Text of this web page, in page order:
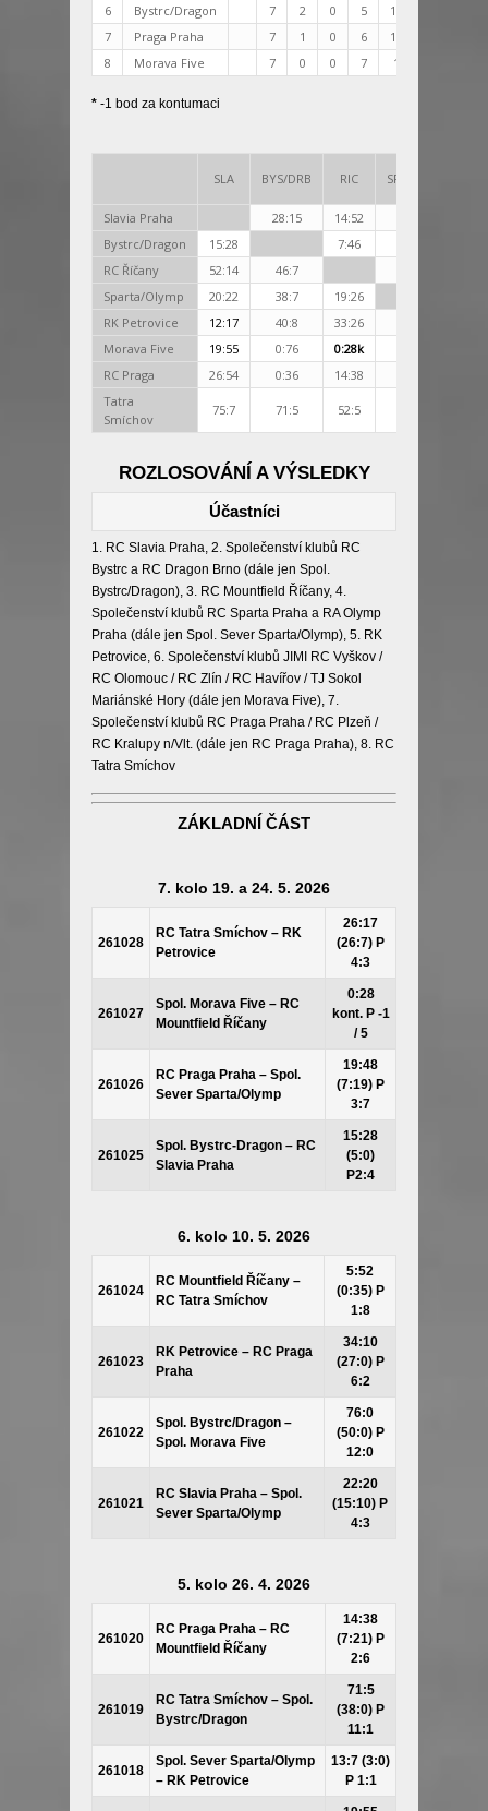
6
Bystrc/Dragon 7 2 0 5 154:223
7
Praga Praha 7 1 0 6 135:299
8
Morava Five 7 0 0 7 19:524
* -1 bod za kontumaci
SLA BYS/DRB RIC SPA/OLY
Slavia Praha 28:15 14:52
Bystrc/Dragon
15:28 7:46
RC Říčany
52:14 46:7
Sparta/Olymp
20:22 38:7 19:26
RK Petrovice
12:17 40:8 33:26
Morava Five
19:55 0:76 0:28k
RC Praga
26:54 0:36 14:38
Tatra
Smíchov
75:7 71:5 52:5
ROZLOSOVÁNÍ A VÝSLEDKY
Účastníci
1. RC Slavia Praha, 2. Společenství klubů RC
Bystrc a RC Dragon Brno (dále jen Spol.
Bystrc/Dragon), 3. RC Mountfield Říčany, 4.
Společenství klubů RC Sparta Praha a RA Olymp
Praha (dále jen Spol. Sever Sparta/Olymp), 5. RK
Petrovice, 6. Společenství klubů JIMI RC Vyškov /
RC Olomouc / RC Zlín / RC Havířov / TJ Sokol
Mariánské Hory (dále jen Morava Five), 7.
Společenství klubů RC Praga Praha / RC Plzeň /
RC Kralupy n/Vlt. (dále jen RC Praga Praha), 8. RC
Tatra Smíchov
ZÁKLADNÍ ČÁST
7. kolo 19. a 24. 5. 2026
261028
RC Tatra Smíchov – RK
Petrovice
26:17
(26:7) P
4:3
261027
Spol. Morava Five – RC
Mountfield Říčany
0:28
kont. P -1
/ 5
261026
RC Praga Praha – Spol.
Sever Sparta/Olymp
19:48
(7:19) P
3:7
261025
Spol. Bystrc-Dragon – RC
Slavia Praha
15:28
(5:0)
P2:4
6. kolo 10. 5. 2026
261024
RC Mountfield Říčany –
RC Tatra Smíchov
5:52
(0:35) P
1:8
261023
RK Petrovice – RC Praga
Praha
34:10
(27:0) P
6:2
261022
Spol. Bystrc/Dragon –
Spol. Morava Five
76:0
(50:0) P
12:0
261021
RC Slavia Praha – Spol.
Sever Sparta/Olymp
22:20
(15:10) P
4:3
5. kolo 26. 4. 2026
261020
RC Praga Praha – RC
Mountfield Říčany
14:38
(7:21) P
2:6
261019
RC Tatra Smíchov – Spol.
Bystrc/Dragon
71:5
(38:0) P
11:1
261018
Spol. Sever Sparta/Olymp
– RK Petrovice
13:7 (3:0)
P 1:1